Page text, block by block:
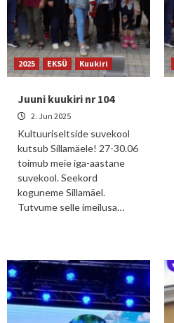
2025 EKSÜ Kuukiri
Juuni kuukiri nr 104
2. Jun 2025
Kultuuriseltside suvekool
kutsub Sillamäele! 27-30.06
toimub meie iga-aastane
suvekool. Seekord
koguneme Sillamäel.
Tutvume selle imeilusa…